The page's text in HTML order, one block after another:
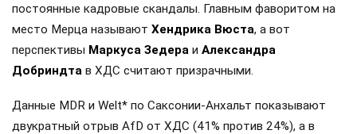
постоянные кадровые скандалы. Главным фаворитом на
место Мерца называют Хендрика Вюста, а вот
перспективы Маркуса Зедера и Александра
Добриндта в ХДС считают призрачными.
Данные MDR и Welt* по Саксонии-Анхальт показывают
двукратный отрыв AfD от ХДС (41% против 24%), а в